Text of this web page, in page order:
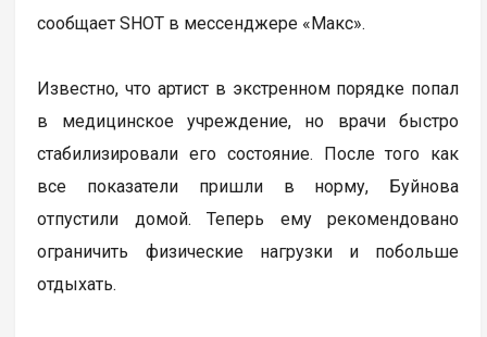
сообщает SHOT в мессенджере «Макс».
Известно, что артист в экстренном порядке попал
в медицинское учреждение, но врачи быстро
стабилизировали его состояние. После того как
все показатели пришли в норму, Буйнова
отпустили домой. Теперь ему рекомендовано
ограничить физические нагрузки и побольше
отдыхать.